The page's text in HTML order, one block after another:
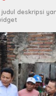
deskripsi